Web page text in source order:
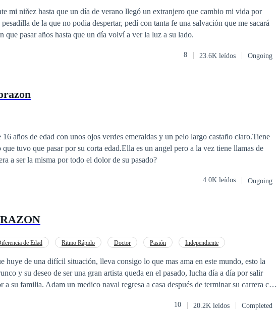
llenan el corazón de Alexander de odio y deseo de venganza,pero que no apagan el
mismo fin. Un corazón dividido entre dos
mi niñez hasta que un día de verano llegó un extranjero que cambio mi vida por
despertar, pedí con tanta fe una salvación que me sacará
que pasar años hasta que un día volví a ver la luz a su lado.
8 23.6K leídos Ongoing
años de edad con unos ojos verdes emeraldas y un pelo largo castaño claro.Tiene
tuvo que pasar por su corta edad.Ella es un angel pero a la vez tiene llamas de
a ser la misma por todo el dolor de su pasado?
4.0K leídos Ongoing
de Edad Ritmo Rápido Doctor Pasión
Independiente
huye de una difícil situación, lleva consigo lo que mas ama en este mundo, esto la
y su deseo de ser una gran artista queda en el pasado, lucha día a día por salir
a su familia. Adam un medico naval regresa a casa después de terminar su carrera con
sea su futura esposa. El destino de Adam y Melody es encontrarse,
10 20.2K leídos Completed